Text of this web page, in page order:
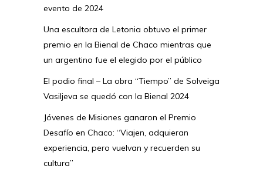
evento de 2024
Una escultora de Letonia obtuvo el primer
premio en la Bienal de Chaco mientras que
un argentino fue el elegido por el público
El podio final – La obra “Tiempo” de Solveiga
Vasiljeva se quedó con la Bienal 2024
Jóvenes de Misiones ganaron el Premio
Desafío en Chaco: “Viajen, adquieran
experiencia, pero vuelvan y recuerden su
cultura”